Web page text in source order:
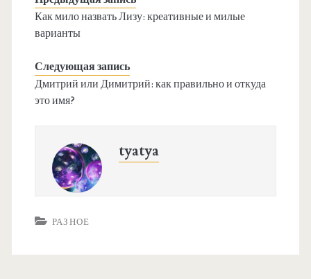
Как мило назвать Лизу: креативные и милые
варианты
Следующая запись
Дмитрий или Димитрий: как правильно и откуда
это имя?
tyatya
РАЗНОЕ